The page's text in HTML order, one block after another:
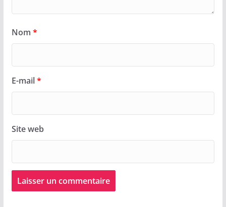
Nom *
E-mail*
Site web